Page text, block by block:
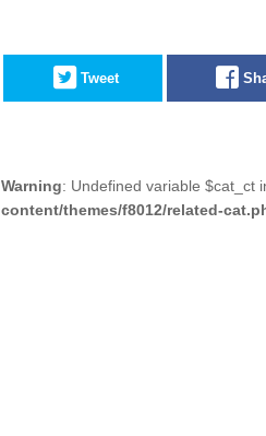
Tweet
Warning: Undefined variable $cat_ct
content/themes/f8012/related-